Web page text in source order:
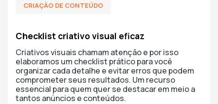
CRIAÇÃO DE CONTEÚDO
Checklist criativo visual eficaz
Criativos visuais chamam atenção e por isso
elaboramos um checklist prático para você
organizar cada detalhe e evitar erros que podem
comprometer seus resultados. Um recurso
essencial para quem quer se destacar em meio a
tantos anúncios e conteúdos.